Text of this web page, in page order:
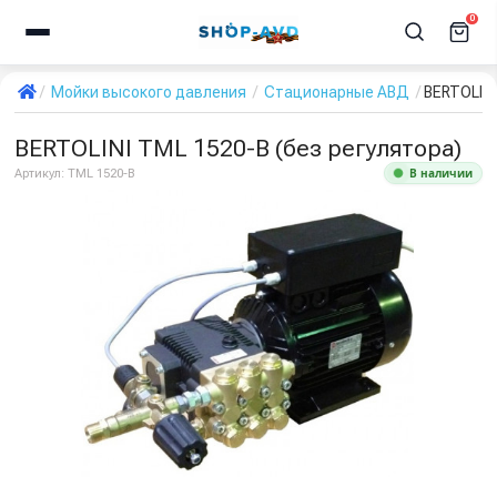
0
Мойки высокого давления Стационарные АВД
BERTOLINI TML 1520-B (без регулятора)
Артикул: TML 1520-B В наличии